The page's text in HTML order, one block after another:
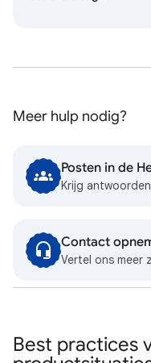
Meer hulp nodig?
Posten in de
Krijg
Contact
Vertel ons meer
Best practices